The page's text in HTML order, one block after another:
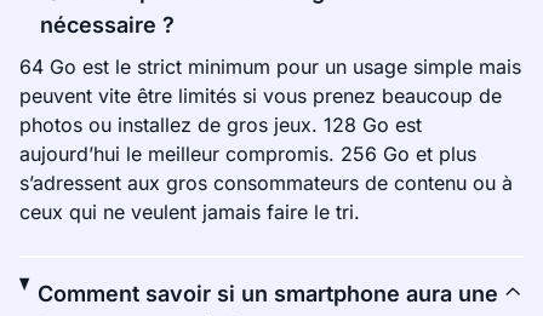
nécessaire ?
64 Go est le strict minimum pour un usage simple mais
peuvent vite être limités si vous prenez beaucoup de
photos ou installez de gros jeux. 128 Go est
aujourd’hui le meilleur compromis. 256 Go et plus
s’adressent aux gros consommateurs de contenu ou à
ceux qui ne veulent jamais faire le tri.
Comment savoir si un smartphone aura une